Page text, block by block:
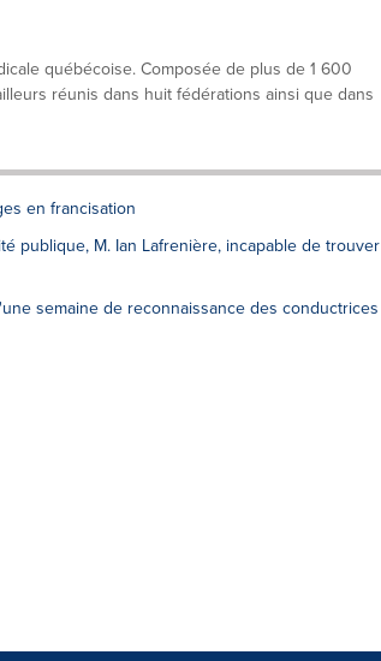
québécoise. Composée de plus de 1 600
réunis dans huit fédérations ainsi que dans
en francisation
publique, M. Ian Lafrenière, incapable de trouver
semaine de reconnaissance des conductrices